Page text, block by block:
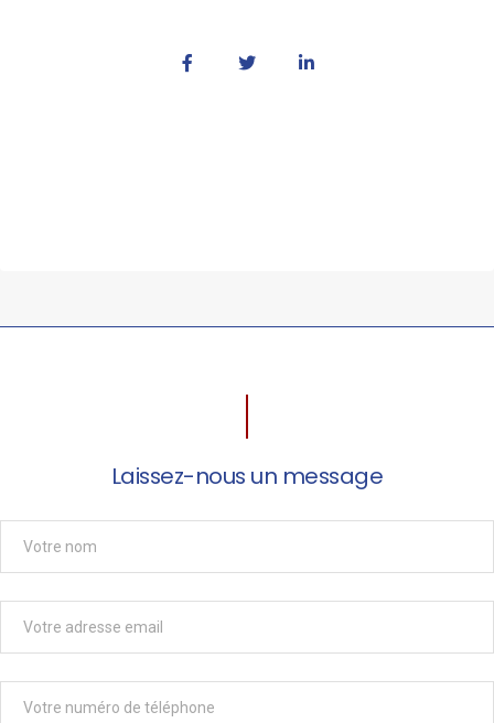
Laissez-nous un message